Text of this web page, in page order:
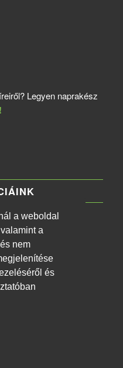
a weboldal
a
nem
és
Legyen naprakész
Önkormányzat
tűzjelző rendszer